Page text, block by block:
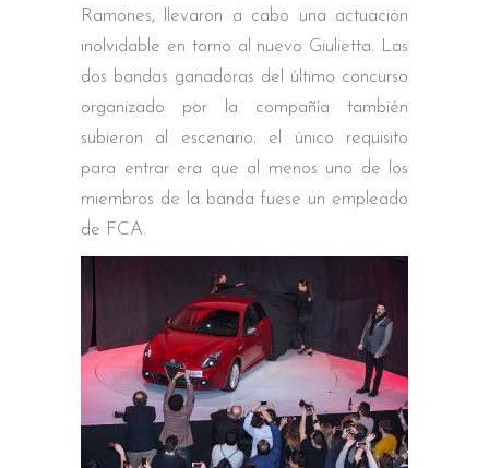
Ramones, llevaron a cabo una actuación
inolvidable en torno al nuevo Giulietta. Las
dos bandas ganadoras del último concurso
organizado por la compañía también
subieron al escenario: el único requisito
para entrar era que al menos uno de los
miembros de la banda fuese un empleado
de FCA.